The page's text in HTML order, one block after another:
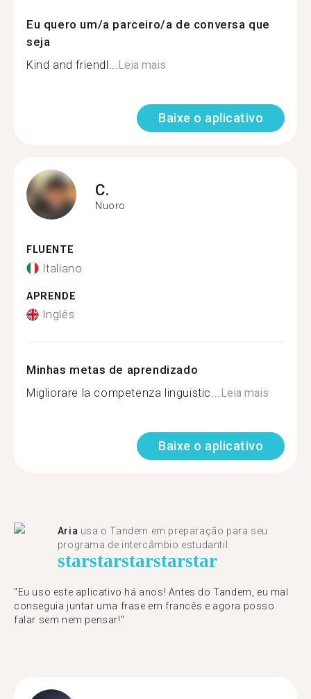
Eu quero um/a parceiro/a de conversa que
seja
Kind and friendl...Leia mais
Baixe o aplicativo
C.
Nuoro
FLUENTE
Italiano
APRENDE
Inglês
Minhas metas de aprendizado
Migliorare la competenza linguistic...Leia mais
Baixe o aplicativo
Aria usa o Tandem em preparação para seu
programa de intercâmbio estudantil.
starstarstarstarstar
"​​Eu uso este aplicativo há anos! Antes do Tandem, eu mal
conseguia juntar uma frase em francês e agora posso
falar sem nem pensar!"